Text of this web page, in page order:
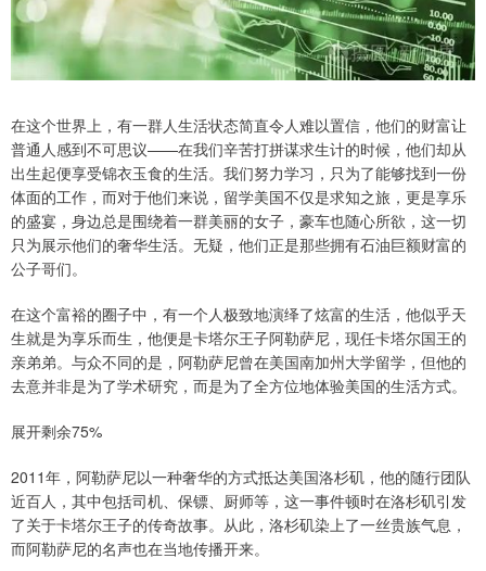
在这个世界上，有一群人生活状态简直令人难以置信，他们的财富让
普通人感到不可思议——在我们辛苦打拼谋求生计的时候，他们却从
出生起便享受锦衣玉食的生活。我们努力学习，只为了能够找到一份
体面的工作，而对于他们来说，留学美国不仅是求知之旅，更是享乐
的盛宴，身边总是围绕着一群美丽的女子，豪车也随心所欲，这一切
只为展示他们的奢华生活。无疑，他们正是那些拥有石油巨额财富的
公子哥们。
在这个富裕的圈子中，有一个人极致地演绎了炫富的生活，他似乎天
生就是为享乐而生，他便是卡塔尔王子阿勒萨尼，现任卡塔尔国王的
亲弟弟。与众不同的是，阿勒萨尼曾在美国南加州大学留学，但他的
去意并非是为了学术研究，而是为了全方位地体验美国的生活方式。
展开剩余75%
2011年，阿勒萨尼以一种奢华的方式抵达美国洛杉矶，他的随行团队
近百人，其中包括司机、保镖、厨师等，这一事件顿时在洛杉矶引发
了关于卡塔尔王子的传奇故事。从此，洛杉矶染上了一丝贵族气息，
而阿勒萨尼的名声也在当地传播开来。